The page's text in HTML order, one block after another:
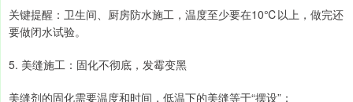
关键提醒：卫生间、厨房防水施工，温度至少要在10℃以上，做完还
要做闭水试验。
5. 美缝施工：固化不彻底，发霉变黑
美缝剂的固化需要温度和时间，低温下的美缝等于“摆设”：